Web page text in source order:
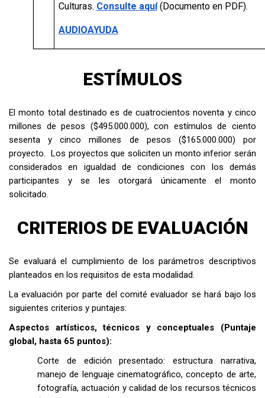
Culturas. Consulte aquí (Documento en PDF).
AUDIOAYUDA
ESTÍMULOS
El monto total destinado es de cuatrocientos noventa y cinco
millones de pesos ($495.000.000), con estímulos de ciento
sesenta y cinco millones de pesos ($165.000.000) por
proyecto. Los proyectos que soliciten un monto inferior serán
considerados en igualdad de condiciones con los demás
participantes y se les otorgará únicamente el monto
solicitado.
CRITERIOS DE EVALUACIÓN
Se evaluará el cumplimiento de los parámetros descriptivos
planteados en los requisitos de esta modalidad.
La evaluación por parte del comité evaluador se hará bajo los
siguientes criterios y puntajes:
Aspectos artísticos, técnicos y conceptuales (Puntaje
global, hasta 65 puntos):
Corte de edición presentado: estructura narrativa,
manejo de lenguaje cinematográfico, concepto de arte,
fotografía, actuación y calidad de los recursos técnicos